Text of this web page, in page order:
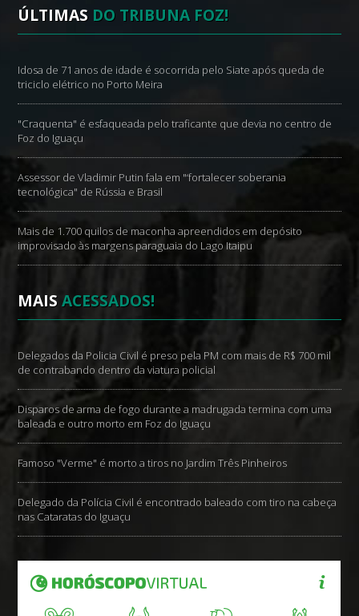
ÚLTIMAS DO TRIBUNA FOZ!
Idosa de 71 anos de idade é socorrida pelo Siate após queda de
triciclo elétrico no Porto Meira
"Craquenta" é esfaqueada pelo traficante que devia no centro de
Foz do Iguaçu
Assessor de Vladimir Putin fala em "‘fortalecer soberania
tecnológica" de Rússia e Brasil
Mais de 1.700 quilos de maconha apreendidos em depósito
improvisado às margens paraguaia do Lago Itaipu
MAISACESSADOS!
Delegados da Policia Civil é preso pela PM com mais de R$ 700 mil
de contrabando dentro da viatura policial
Disparos de arma de fogo durante a madrugada termina com uma
baleada e outro morto em Foz do Iguaçu
Famoso "Verme" é morto a tiros no Jardim Três Pinheiros
Delegado da Polícia Civil é encontrado baleado com tiro na cabeça
nas Cataratas do Iguaçu